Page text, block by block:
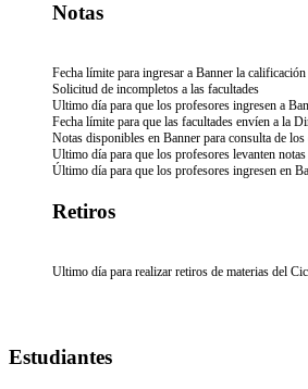
Notas
Fecha límite para ingresar a Banner la
Solicitud de incompletos a las facultades
Ultimo día para que los profesores ingresen a
Fecha límite para que las facultades envíen a la
Notas disponibles en Banner para consulta de los
Ultimo día para que los profesores levanten
Último día para que los profesores ingresen en
Retiros
Ultimo día para realizar retiros de materias del
Estudiantes